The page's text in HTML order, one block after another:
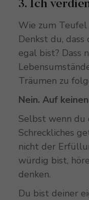
3. Ich
Wie zum Teufel
Denkst du,
egal bist? Dass
Träumen zu
Nein. Auf
Selbst wenn du
Schreckliches
nicht der
würdig bist,
denken.
Du bist deiner